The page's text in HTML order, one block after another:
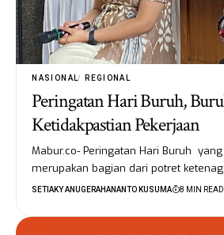
NASIONAL REGIONAL
Peringatan Hari Buruh,
Ketidakpastian Pekerjaan
Mabur.co- Peringatan Hari Buruh
merupakan bagian dari potret
SETIAKY ANUGERAHANANTO KUSUMA 8 MIN READ